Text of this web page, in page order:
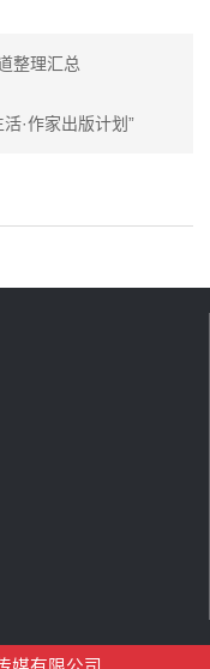
整理汇总
·作家出版计划”